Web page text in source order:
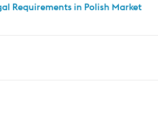
Requirements in Polish Market